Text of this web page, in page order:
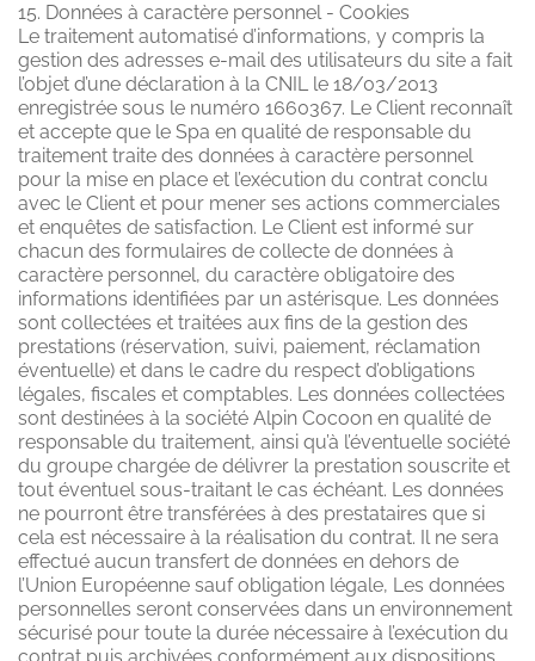
15. Données à caractère personnel - Cookies
Le traitement automatisé d’informations, y compris la
gestion des adresses e-mail des utilisateurs du site a fait
l’objet d’une déclaration à la CNIL le 18/03/2013
enregistrée sous le numéro 1660367. Le Client reconnaît
et accepte que le Spa en qualité de responsable du
traitement traite des données à caractère personnel
pour la mise en place et l’exécution du contrat conclu
avec le Client et pour mener ses actions commerciales
et enquêtes de satisfaction. Le Client est informé sur
chacun des formulaires de collecte de données à
caractère personnel, du caractère obligatoire des
informations identifiées par un astérisque. Les données
sont collectées et traitées aux fins de la gestion des
prestations (réservation, suivi, paiement, réclamation
éventuelle) et dans le cadre du respect d’obligations
légales, fiscales et comptables. Les données collectées
sont destinées à la société Alpin Cocoon en qualité de
responsable du traitement, ainsi qu’à l’éventuelle société
du groupe chargée de délivrer la prestation souscrite et
tout éventuel sous-traitant le cas échéant. Les données
ne pourront être transférées à des prestataires que si
cela est nécessaire à la réalisation du contrat. Il ne sera
effectué aucun transfert de données en dehors de
l’Union Européenne sauf obligation légale, Les données
personnelles seront conservées dans un environnement
sécurisé pour toute la durée nécessaire à l’exécution du